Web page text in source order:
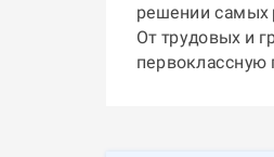
решении самых
От трудовых и
первоклассную